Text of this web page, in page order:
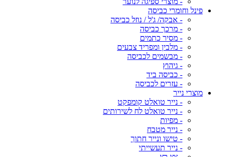
פינל וחומרי כביסה
- אבקה/ ג'ל / נוזל כביסה
- מרכך כביסה
- מסיר כתמים
- מלבין ומפריד צבעים
- מבשמים לכביסה
- גיהוץ
- כביסה ביד
- עזרים לכביסה
מוצרי נייר
- נייר טואלט קומפקט
- נייר טואלט לח לשירותים
- מפיות
- נייר מטבח
- טישו ונייר חתוך
- נייר תעשייתי